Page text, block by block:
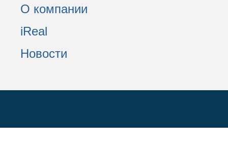
О компании
iReal
Новости